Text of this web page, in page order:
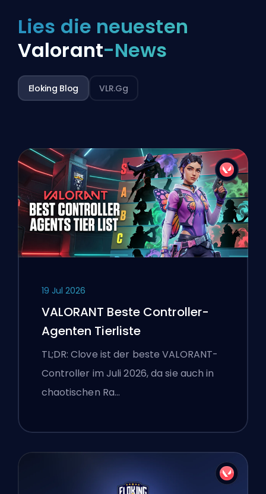
Lies die neuesten
Valorant-News
Eloking Blog VLR.gg
19 Jul 2026
VALORANT Beste Controller-
Agenten Tierliste
TL;DR: Clove ist der beste VALORANT-
Controller im Juli 2026, da sie auch in
chaotischen Ra…